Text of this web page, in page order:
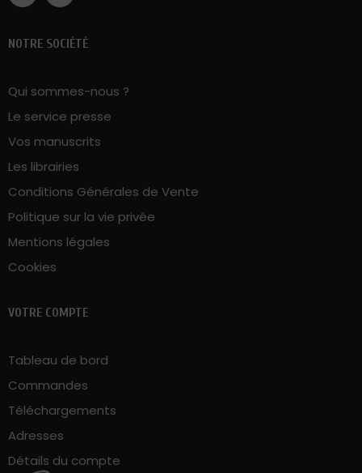
NOTRE SOCIÉTÉ
Qui sommes-nous ?
Le service presse
Vos manuscrits
Les librairies
Conditions Générales de Vente
Politique sur la vie privée
Mentions légales
Cookies
VOTRE COMPTE
Tableau de bord
Commandes
Téléchargements
Adresses
Détails du compte